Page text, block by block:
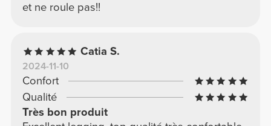
et ne roule pas!!
Catia S.
2024-11-10
Confort
Qualité
Très bon produit